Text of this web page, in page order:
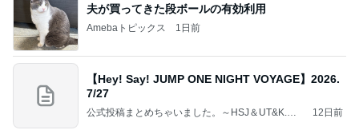
夫が買ってきた段ボールの有効利用
Amebaトピックス 1日前
【Hey! Say! JUMP ONE NIGHT VOYAGE】2026.
7/27
公式投稿まとめちゃいました。～HSJ＆UT&K.O.
12日前